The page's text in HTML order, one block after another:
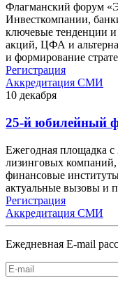
Флагманский форум
Инвесткомпании,
ключевые тенденции
акций, ЦФА и
и формирование
Регистрация
Аккредитация СМИ
10 декабря
25-й юбилейный
Ежегодная площадка с
лизинговых
финансовые
актуальные вызовы и
Регистрация
Аккредитация СМИ
Ежедневная E-mail